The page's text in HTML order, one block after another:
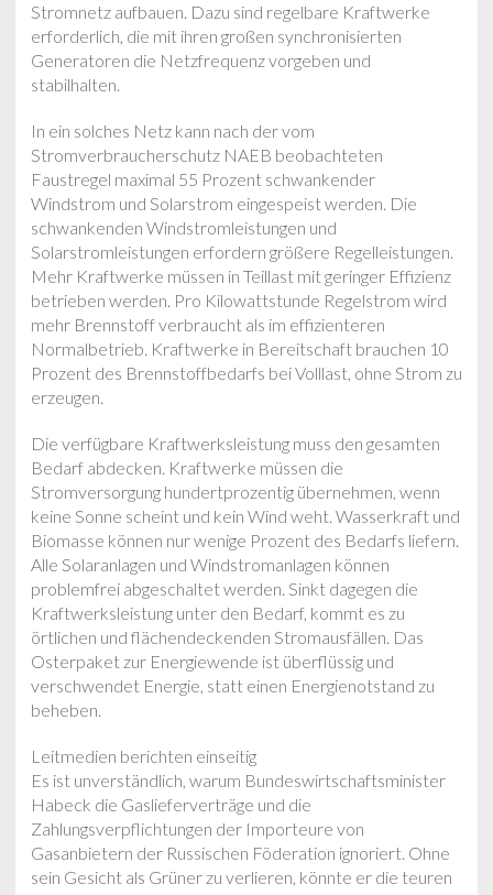
Stromnetz aufbauen. Dazu sind regelbare Kraftwerke
erforderlich, die mit ihren großen synchronisierten
Generatoren die Netzfrequenz vorgeben und
stabilhalten.
In ein solches Netz kann nach der vom
Stromverbraucherschutz NAEB beobachteten
Faustregel maximal 55 Prozent schwankender
Windstrom und Solarstrom eingespeist werden. Die
schwankenden Windstromleistungen und
Solarstromleistungen erfordern größere Regelleistungen.
Mehr Kraftwerke müssen in Teillast mit geringer Effizienz
betrieben werden. Pro Kilowattstunde Regelstrom wird
mehr Brennstoff verbraucht als im effizienteren
Normalbetrieb. Kraftwerke in Bereitschaft brauchen 10
Prozent des Brennstoffbedarfs bei Volllast, ohne Strom zu
erzeugen.
Die verfügbare Kraftwerksleistung muss den gesamten
Bedarf abdecken. Kraftwerke müssen die
Stromversorgung hundertprozentig übernehmen, wenn
keine Sonne scheint und kein Wind weht. Wasserkraft und
Biomasse können nur wenige Prozent des Bedarfs liefern.
Alle Solaranlagen und Windstromanlagen können
problemfrei abgeschaltet werden. Sinkt dagegen die
Kraftwerksleistung unter den Bedarf, kommt es zu
örtlichen und flächendeckenden Stromausfällen. Das
Osterpaket zur Energiewende ist überflüssig und
verschwendet Energie, statt einen Energienotstand zu
beheben.
Leitmedien berichten einseitig
Es ist unverständlich, warum Bundeswirtschaftsminister
Habeck die Gaslieferverträge und die
Zahlungsverpflichtungen der Importeure von
Gasanbietern der Russischen Föderation ignoriert. Ohne
sein Gesicht als Grüner zu verlieren, könnte er die teuren